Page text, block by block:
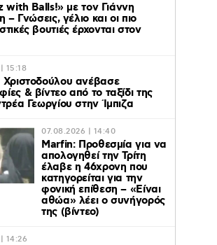
with Balls!» με τον Γιάννη
– Γνώσεις, γέλιο και οι πιο
βουτιές έρχονται στον
15:18
ανέβασε
& βίντεο από το ταξίδι της
Γεωργίου στην Ίμπιζα
07.08.2026 | 14:40
Marfin: Προθεσμία για να
απολογηθεί την Τρίτη
έλαβε η 46χρονη που
κατηγορείται για την
φονική επίθεση – «Είναι
αθώα» λέει ο συνήγορός
της (βίντεο)
14:26